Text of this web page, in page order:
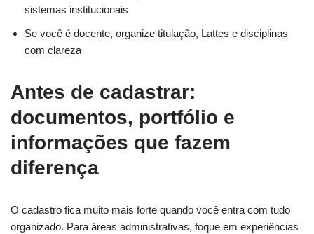
sistemas institucionais
Se você é docente, organize titulação, Lattes e disciplinas
com clareza
Antes de cadastrar:
documentos, portfólio e
informações que fazem
diferença
O cadastro fica muito mais forte quando você entra com tudo
organizado. Para áreas administrativas, foque em experiências